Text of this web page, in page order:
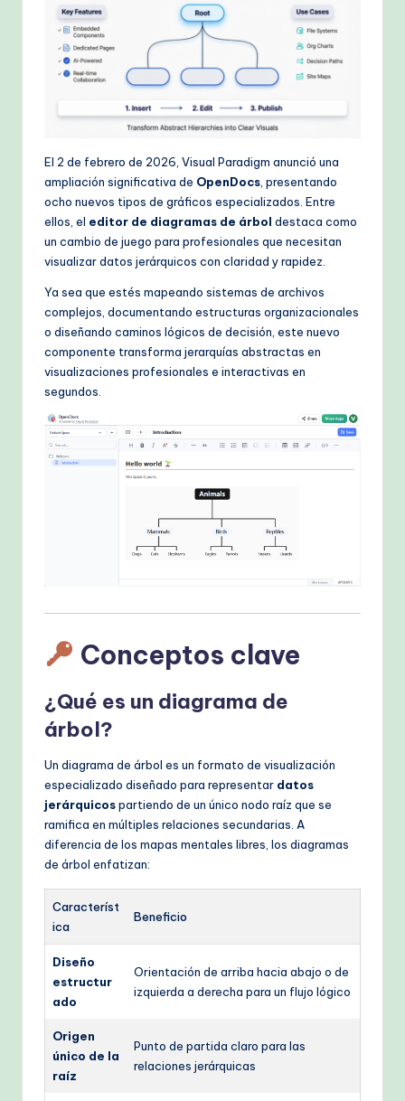
rn
T
M
El 2 de febrero de 2026, Visual Paradigm anunció una
ampliación significativa de OpenDocs , presentando
ocho nuevos tipos de gráficos especializados. Entre
ellos, el editor de diagramas de árbol destaca como
un cambio de juego para profesionales que necesitan
visualizar datos jerárquicos con claridad y rapidez.
Ya sea que estés mapeando sistemas de archivos
complejos, documentando estructuras organizacionales
o diseñando caminos lógicos de decisión, este nuevo
componente transforma jerarquías abstractas en
visualizaciones profesionales e interactivas en
segundos.
Conceptos clave
¿Qué es un diagrama de
árbol?
Un diagrama de árbol es un formato de visualización
especializado diseñado para representar datos
jerárquicospartiendo de un único nodo raíz que se
ramifica en múltiples relaciones secundarias. A
diferencia de los mapas mentales libres, los diagramas
de árbol enfatizan:
Característ
ica
Beneficio
Diseño
estructur
ado
Orientación de arriba hacia abajo o de
izquierda a derecha para un flujo lógico
Origen
único de la
raíz
Punto de partida claro para las
relaciones jerárquicas